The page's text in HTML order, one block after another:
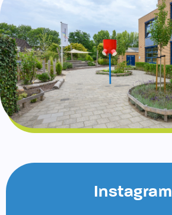
Instagram